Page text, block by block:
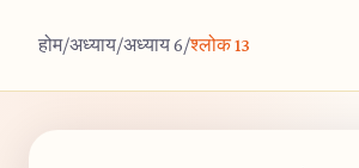
होम/अध्याय/अध्याय 6/श्लोक 13